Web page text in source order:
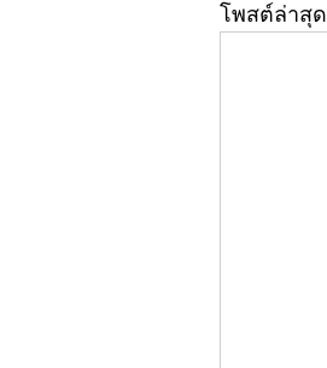
โพสต์ล่าสุด